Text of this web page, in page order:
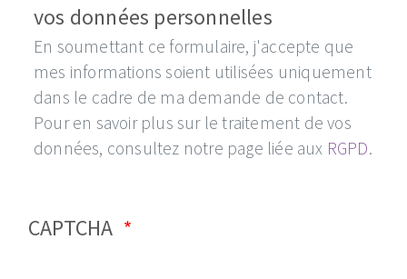
vos données personnelles
En soumettant ce formulaire, j'accepte que
mes informations soient utilisées uniquement
dans le cadre de ma demande de contact.
Pour en savoir plus sur le traitement de vos
données, consultez notre page liée aux RGPD.
CAPTCHA